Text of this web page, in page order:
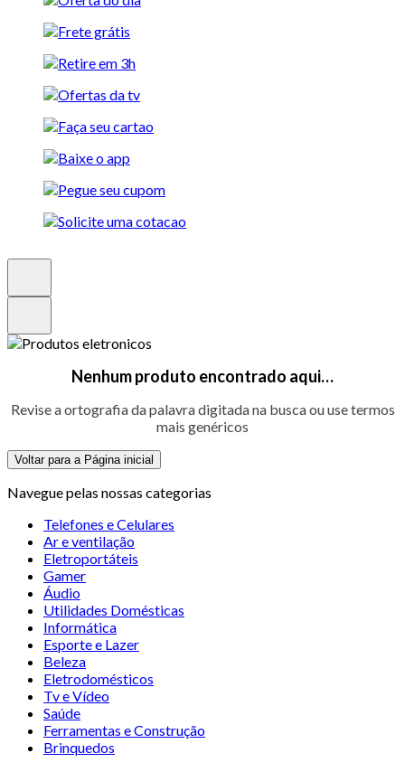
Nenhum produto encontrado aqui…
Revise a ortografia da palavra digitada na busca ou use termos
mais genéricos
Voltar para a Página inicial
Navegue pelas nossas categorias
Telefones e Celulares
Ar e ventilação
Eletroportáteis
Gamer
Áudio
Utilidades Domésticas
Informática
Esporte e Lazer
Beleza
Eletrodomésticos
Tv e Vídeo
Saúde
Ferramentas e Construção
Brinquedos